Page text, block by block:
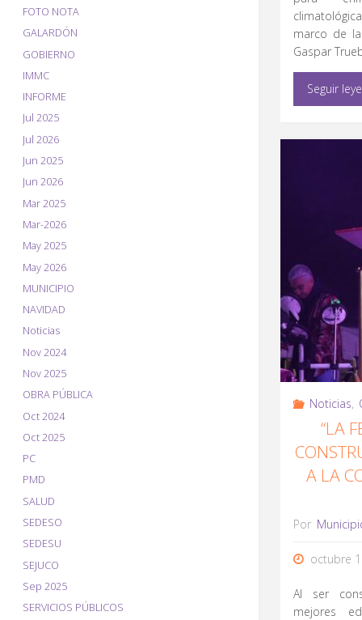
marco de la
Gaspar
Seguir
Noticias,
“LA
A LA
Por
octubre
Al ser
mejores
FOTO NOTA
GALARDÓN
GOBIERNO
IMMC
INFORME
Jul 2025
Jul 2026
Jun 2025
Jun 2026
Mar 2025
Mar-2026
May 2025
May 2026
MUNICIPIO
NAVIDAD
Noticias
Nov 2024
Nov 2025
OBRA PÚBLICA
Oct 2024
Oct 2025
PC
PMD
SALUD
SEDESO
SEDESU
SEJUCO
Sep 2025
SERVICIOS PÚBLICOS